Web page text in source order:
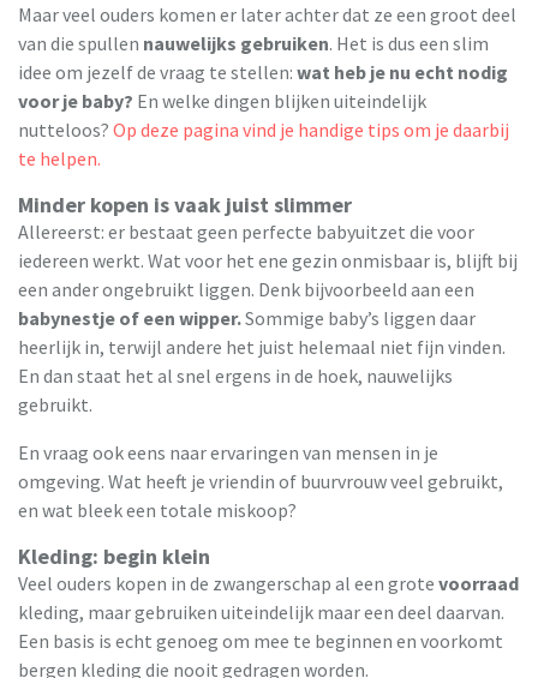
Maar veel ouders komen er later achter dat ze een groot deel
van die spullen nauwelijks gebruiken. Het is dus een slim
idee om jezelf de vraag te stellen: wat heb je nu echt nodig
voor je baby? En welke dingen blijken uiteindelijk
nutteloos? Op deze pagina vind je handige tips om je daarbij
te helpen.
Minder kopen is vaak juist slimmer
Allereerst: er bestaat geen perfecte babyuitzet die voor
iedereen werkt. Wat voor het ene gezin onmisbaar is, blijft bij
een ander ongebruikt liggen. Denk bijvoorbeeld aan een
babynestje of een wipper.Sommige baby’s liggen daar
heerlijk in, terwijl andere het juist helemaal niet fijn vinden.
En dan staat het al snel ergens in de hoek, nauwelijks
gebruikt.
En vraag ook eens naar ervaringen van mensen in je
omgeving. Wat heeft je vriendin of buurvrouw veel gebruikt,
en wat bleek een totale miskoop?
Kleding: begin klein
Veel ouders kopen in de zwangerschap al een grote voorraad
kleding, maar gebruiken uiteindelijk maar een deel daarvan.
Een basis is echt genoeg om mee te beginnen en voorkomt
bergen kleding die nooit gedragen worden.